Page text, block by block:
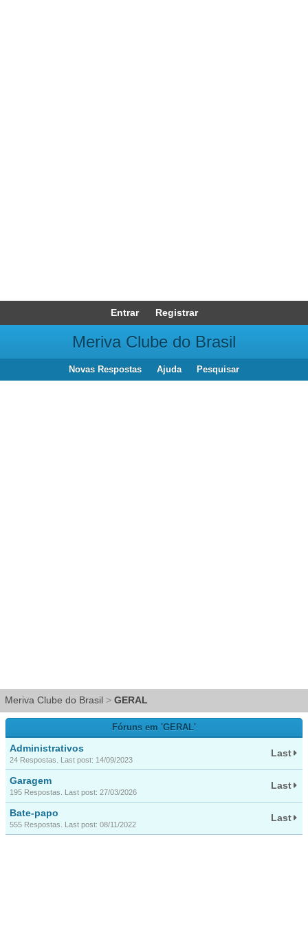
Entrar Registrar
Meriva Clube do Brasil
Novas Respostas Ajuda Pesquisar
Meriva Clube do Brasil > GERAL
Fóruns em 'GERAL'
Administrativos
24 Respostas. Last post: 14/09/2023
Last
Garagem
195 Respostas. Last post: 27/03/2026
Last
Bate-papo
555 Respostas. Last post: 08/11/2022
Last